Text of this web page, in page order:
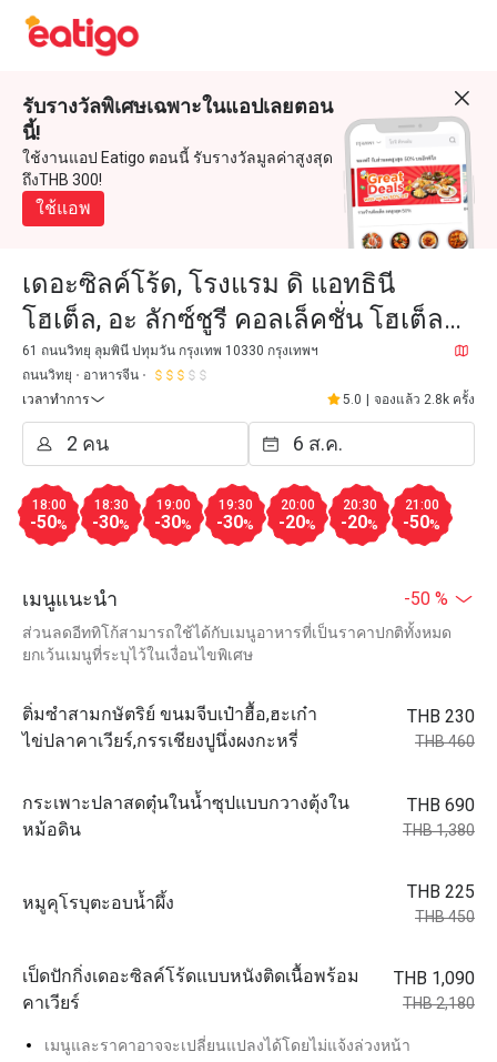
รับรางวัลพิเศษเฉพาะในแอปเลยตอน
นี้!
ใช้งานแอป Eatigo ตอนนี้ รับรางวัลมูลค่าสูงสุด
ถึงTHB 300!
ใช้แอพ
เดอะซิลค์โร้ด, โรงแรม ดิ แอทธินี
โฮเต็ล, อะ ลักซ์ชูรี คอลเล็คชั่น โฮเต็ล
กรุงเทพฯ
61 ถนนวิทยุ ลุมพินี ปทุมวัน กรุงเทพ 10330 กรุงเทพฯ
ถนนวิทยุ
อาหารจีน
เวลาทำการ
5.0 จองแล้ว 2.8k ครั้ง
18:00
-50%
18:30
-30%
19:00
-30%
19:30
-30%
20:00
-20%
20:30
-20%
21:00
-50%
เมนูแนะนำ -50 %
ส่วนลดอีททิโก้สามารถใช้ได้กับเมนูอาหารที่เป็นราคาปกติทั้งหมด
ยกเว้นเมนูที่ระบุไว้ในเงื่อนไขพิเศษ
ติ่มซำสามกษัตริย์ ขนมจีบเป๋าฮื้อ,ฮะเก๋า
ไข่ปลาคาเวียร์,กรรเชียงปูนึ่งผงกะหรี่
THB 230
THB 460
กระเพาะปลาสดตุ๋นในน้ำซุปแบบกวางตุ้งใน
หม้อดิน
THB 690
THB 1,380
หมูคุโรบุตะอบน้ำผึ้ง
THB 225
THB 450
เป็ดปักกิ่งเดอะซิลค์โร้ดแบบหนังติดเนื้อพร้อม
คาเวียร์
THB 1,090
THB 2,180
เมนูและราคาอาจจะเปลี่ยนแปลงได้โดยไม่แจ้งล่วงหน้า